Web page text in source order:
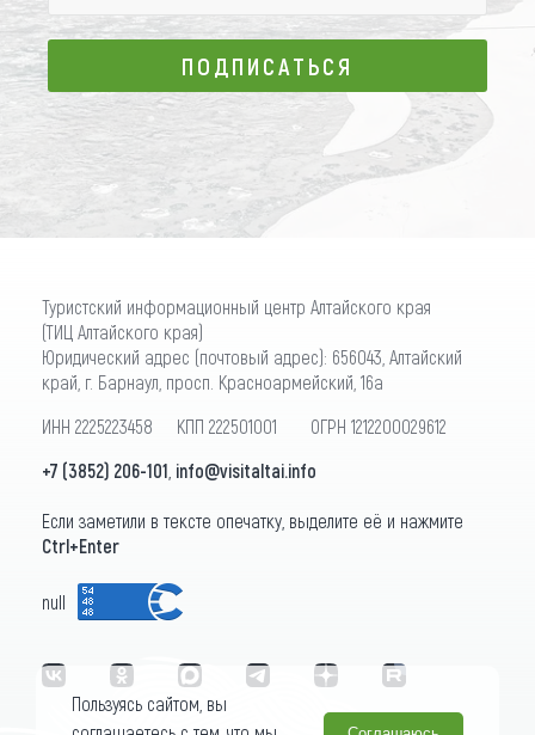
ПОДПИСАТЬСЯ
ПОДПИСАТЬСЯ
Туристский информационный центр Алтайского края
(ТИЦ Алтайского края)
Юридический адрес (почтовый адрес): 656043, Алтайский
край, г. Барнаул, просп. Красноармейский, 16а
ИНН 2225223458 КПП 222501001 ОГРН 1212200029612
+7 (3852) 206-101 info@visitaltai.info
Если заметили в тексте опечатку, выделите её и нажмите
Ctrl+Enter
null
Пользуясь сайтом, вы